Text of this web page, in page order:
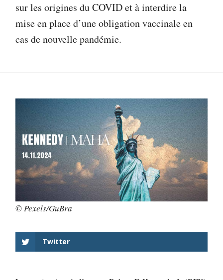
sur les origines du COVID et à interdire la
mise en place d’une obligation vaccinale en
cas de nouvelle pandémie.
© Pexels/GuBra
Twitter